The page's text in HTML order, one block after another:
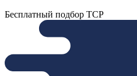
Бесплатный подбор ТСР